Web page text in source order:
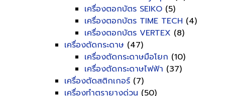
เครื่องตอกบัตร SEIKO (5)
เครื่องตอกบัตร TIME TECH (4)
เครื่องตอกบัตร VERTEX (8)
เครื่องตัดกระดาษ (47)
เครื่องตัดกระดาษมือโยก (10)
เครื่องตัดกระดาษไฟฟ้า (37)
เครื่องตัดสติกเกอร์ (7)
เครื่องทำตรายางด่วน (50)